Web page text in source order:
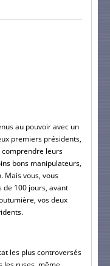
au pouvoir avec un
premiers présidents,
comprendre leurs
bons manipulateurs,
Mais vous, vous
de 100 jours, avant
vos deux
les plus controversés